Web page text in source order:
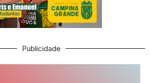
Publicidade